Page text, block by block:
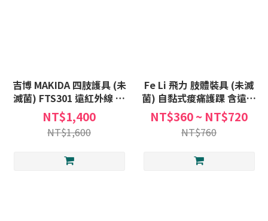
吉博 MAKIDA 四肢護具 (未
滅菌) FTS301 遠紅外線 膝
護套 護具 矽膠 加壓 支撐條
護膝
NT$1,400
NT$1,600
Fe Li 飛力 肢體裝具 (未滅
菌) 自黏式痠痛護踝 含遠紅
外線 護套 One size 自黏式
護踝 護具 男女適用
NT$360 ~ NT$720
NT$760